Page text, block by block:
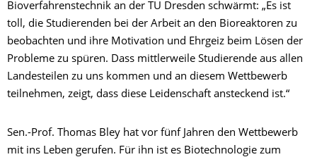
Bioverfahrenstechnik an der TU Dresden schwärmt: „Es ist
toll, die Studierenden bei der Arbeit an den Bioreaktoren zu
beobachten und ihre Motivation und Ehrgeiz beim Lösen der
Probleme zu spüren. Dass mittlerweile Studierende aus allen
Landesteilen zu uns kommen und an diesem Wettbewerb
teilnehmen, zeigt, dass diese Leidenschaft ansteckend ist.“
Sen.-Prof. Thomas Bley hat vor fünf Jahren den Wettbewerb
mit ins Leben gerufen. Für ihn ist es Biotechnologie zum